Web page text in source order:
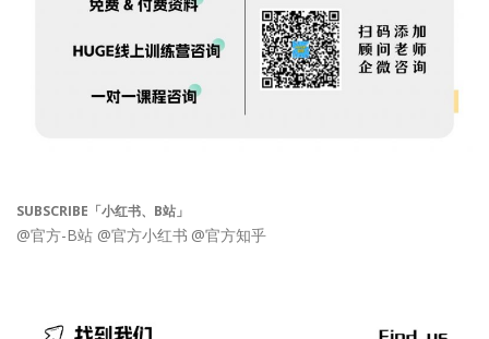
SUBSCRIBE「小红书、B站」
@官方-B站 @官方小红书 @官方知乎